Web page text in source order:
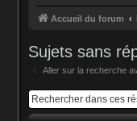
Accueil du forum
Sujets sans
Aller sur la recherche